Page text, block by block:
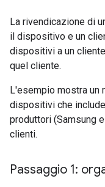
La rivendicazione di
il dispositivo e un
dispositivi a un
quel cliente.
L'esempio mostra un
dispositivi che
produttori (Samsung
clienti.
Passaggio 1: